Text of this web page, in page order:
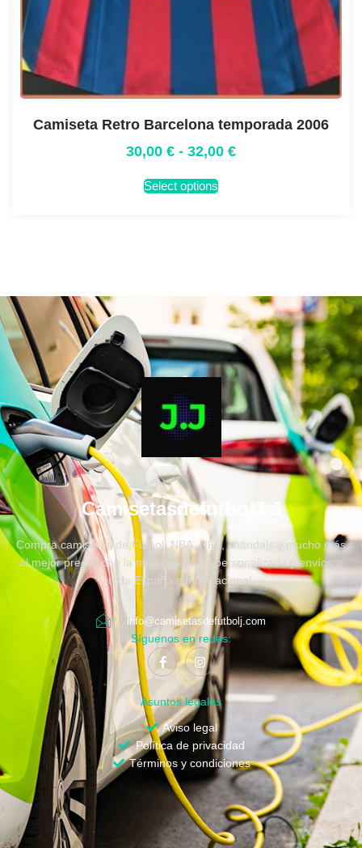
Camiseta Retro Barcelona temporada 2006
30,00 € - 32,00 €
Select options
CamisetasdefutbolJ.J
Compra camisetas de Fútbol, NBA, NFL, chandals y mucho más
al mejor precio, con la mejor atención personalizada y envíos a
toda España e internacional.
info@camisetasdefutbolj.com
Síguenos en redes:
Asuntos legales
Aviso legal
Política de privacidad
Términos y condiciones